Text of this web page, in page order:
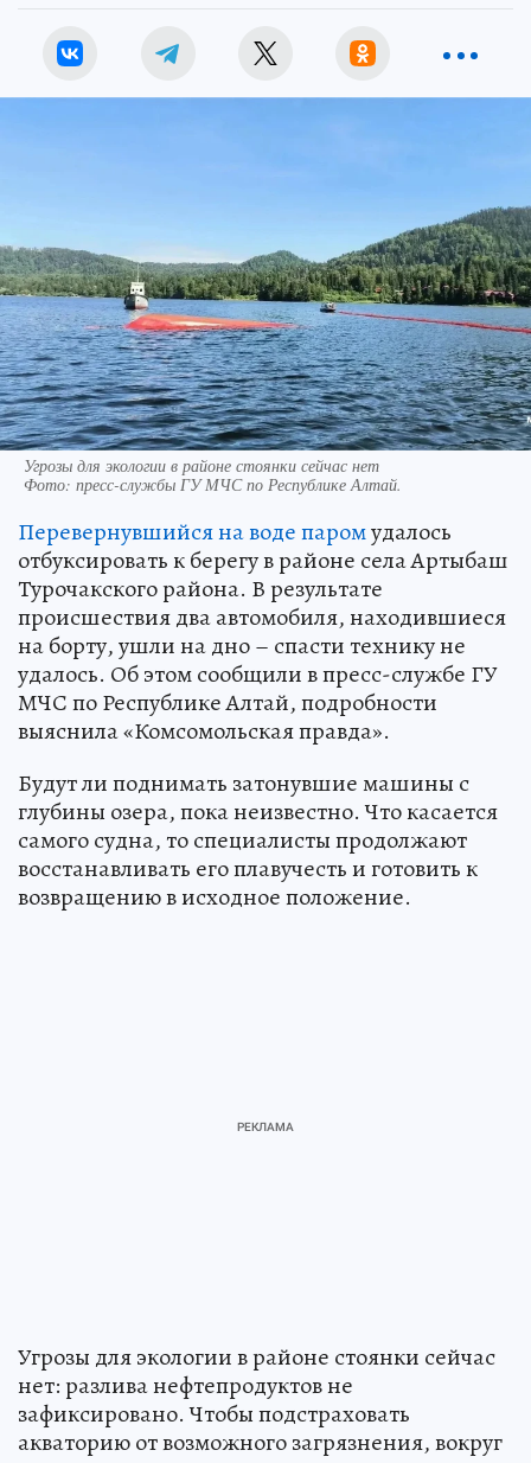
Угрозы для экологии в районе стоянки сейчас нет
Фото: пресс-службы ГУ МЧС по Республике Алтай.
Перевернувшийся на воде паромудалось
отбуксировать к берегу в районе села Артыбаш
Турочакского района. В результате
происшествия два автомобиля, находившиеся
на борту, ушли на дно – спасти технику не
удалось. Об этом сообщили в пресс-службе ГУ
МЧС по Республике Алтай, подробности
выяснила «Комсомольская правда».
Будут ли поднимать затонувшие машины с
глубины озера, пока неизвестно. Что касается
самого судна, то специалисты продолжают
восстанавливать его плавучесть и готовить к
возвращению в исходное положение.
Угрозы для экологии в районе стоянки сейчас
нет: разлива нефтепродуктов не
зафиксировано. Чтобы подстраховать
акваторию от возможного загрязнения, вокруг